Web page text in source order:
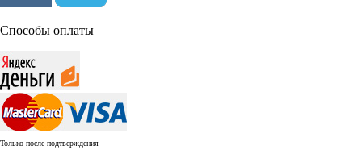
Способы оплаты
Только после подтверждения